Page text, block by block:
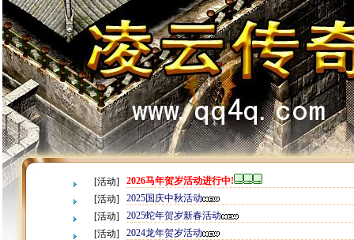
[活动]
2026马年贺岁活动进行中!
[活动]
2025国庆中秋活动
[活动]
2025蛇年贺岁新春活动
[活动]
2024龙年贺岁活动